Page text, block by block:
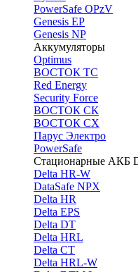
PowerSafe OPzV
Genesis EP
Genesis NP
Аккумуляторы
Optimus
ВОСТОК ТС
Red Energy
Security Force
ВОСТОК СК
ВОСТОК СХ
Парус Электро
PowerSafe
Стационарные АКБ
Delta HR-W
DataSafe NPX
Delta HR
Delta EPS
Delta DT
Delta HRL
Delta CT
Delta HRL-W